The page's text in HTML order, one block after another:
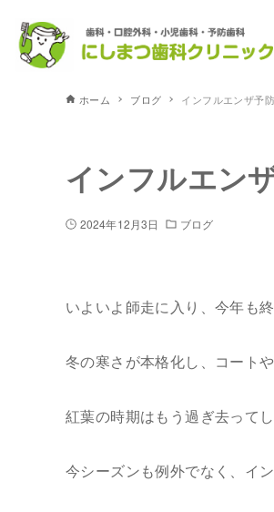
ホーム ブログ インフルエンザ予防
インフルエン
2024年12月3日 ブログ
いよいよ師走に入り、今年も
冬の寒さが本格化し、コート
紅葉の時期はもう過ぎ去って
今シーズンも例外でなく、イ